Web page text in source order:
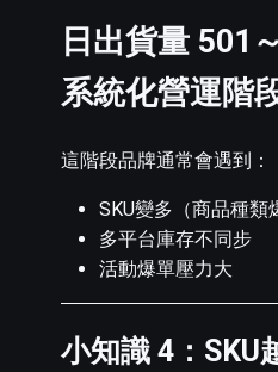
日出貨量 501
系統化營運階
這階段品牌通常會遇到：
SKU變多（商品種類
多平台庫存不同步
活動爆單壓力大
小知識 4：SKU